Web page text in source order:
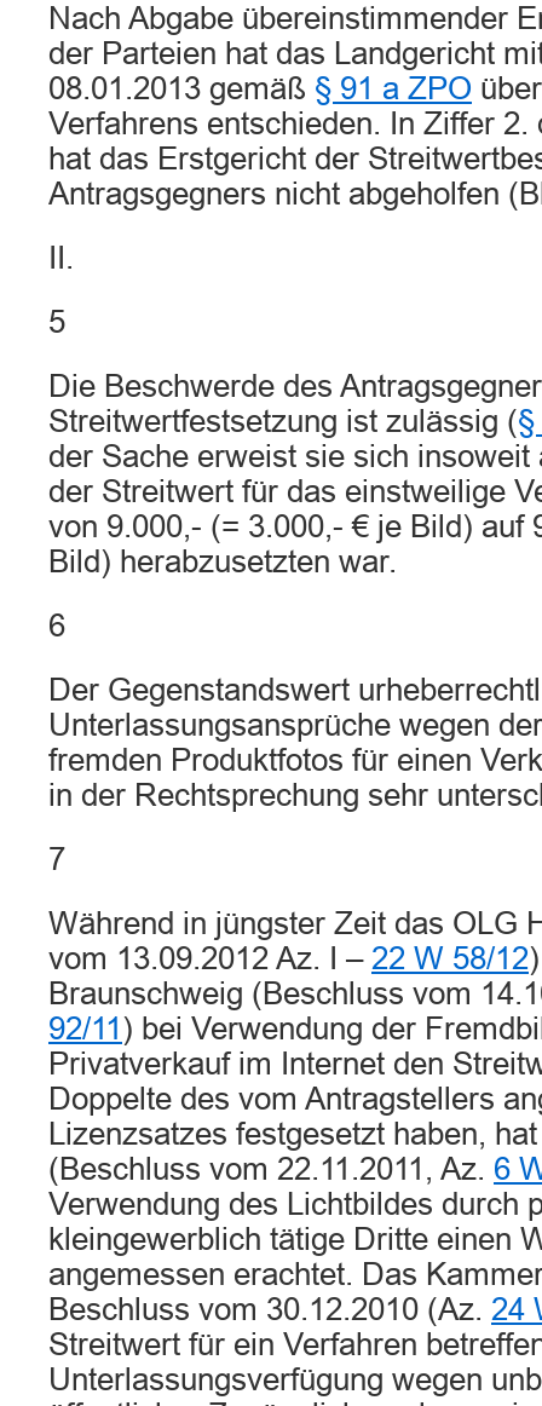
Nach Abgabe übereinstimmender
der Parteien hat das Landgericht
08.01.2013 gemäß § 91 a ZPO
Verfahrens entschieden. In Ziffer
hat das Erstgericht der
Antragsgegners nicht abgeholfen
II.
5
Die Beschwerde des
Streitwertfestsetzung ist zulässig (§
der Sache erweist sie sich insoweit
der Streitwert für das einstweilige
von 9.000,- (= 3.000,- € je Bild) auf
Bild) herabzusetzten war.
6
Der Gegenstandswert
Unterlassungsansprüche wegen
fremden Produktfotos für einen
in der Rechtsprechung sehr
7
Während in jüngster Zeit das OLG
vom 13.09.2012 Az. I – 22 W 58/12
Braunschweig (Beschluss vom
92/11 ) bei Verwendung der
Privatverkauf im Internet den
Doppelte des vom Antragstellers
Lizenzsatzes festgesetzt haben,
(Beschluss vom 22.11.2011, Az. 6
Verwendung des Lichtbildes durch
kleingewerblich tätige Dritte einen
angemessen erachtet. Das
Beschluss vom 30.12.2010 (Az. 24
Streitwert für ein Verfahren
Unterlassungsverfügung wegen